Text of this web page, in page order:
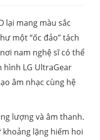
lại mang màu sắc
một “ốc đảo” tách
nam nghệ sĩ có thể
hình LG UltraGear
âm nhạc cùng hệ
lượng và âm thanh.
lặng hiếm hoi